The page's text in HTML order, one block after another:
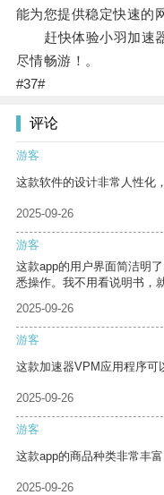
能为您提供稳定快速的
赶快体验小羽加速器
尽情畅游！。
#37#
评论
游客
这款软件的设计非常人性化
2025-09-26
游客
这款app的用户界面简洁明
悉操作。我不用看说明书，
2025-09-26
游客
这款加速器VPM应用程序可
2025-09-26
游客
这款app的商品种类非常丰
2025-09-26